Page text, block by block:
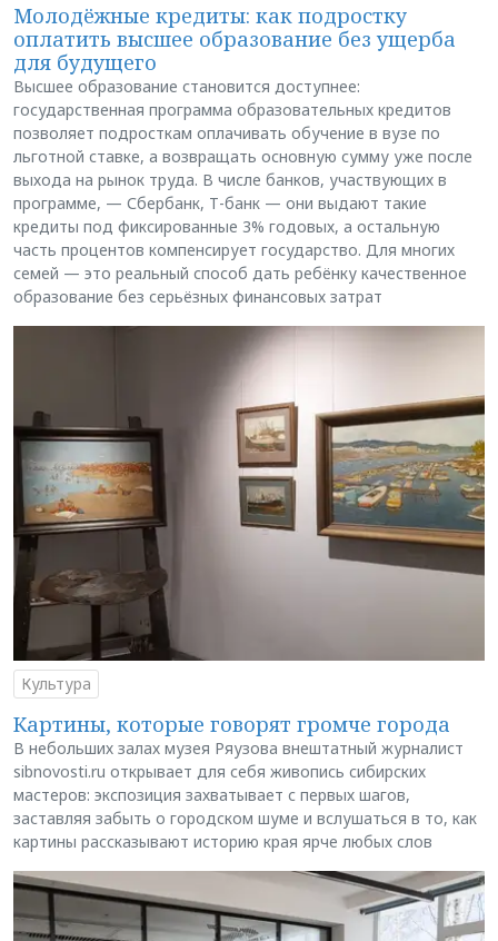
Молодёжные кредиты: как подростку
оплатить высшее образование без ущерба
для будущего
Высшее образование становится доступнее:
государственная программа образовательных кредитов
позволяет подросткам оплачивать обучение в вузе по
льготной ставке, а возвращать основную сумму уже после
выхода на рынок труда. В числе банков, участвующих в
программе, — Сбербанк, Т-банк — они выдают такие
кредиты под фиксированные 3% годовых, а остальную
часть процентов компенсирует государство. Для многих
семей — это реальный способ дать ребёнку качественное
образование без серьёзных финансовых затрат
Культура
Картины, которые говорят громче города
В небольших залах музея Ряузова внештатный журналист
sibnovosti.ru открывает для себя живопись сибирских
мастеров: экспозиция захватывает с первых шагов,
заставляя забыть о городском шуме и вслушаться в то, как
картины рассказывают историю края ярче любых слов